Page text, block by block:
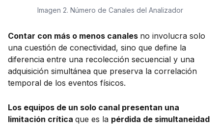
Imagen 2. Número de Canales del Analizador
Contar con más o menos canales no involucra solo
una cuestión de conectividad, sino que define la
diferencia entre una recolección secuencial y una
adquisición simultánea que preserva la correlación
temporal de los eventos físicos.
Los equipos de un solo canal presentan una
limitación crítica que es la pérdida de simultaneidad